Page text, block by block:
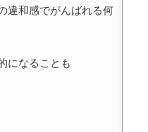
違和感でがんばれる何
になることも